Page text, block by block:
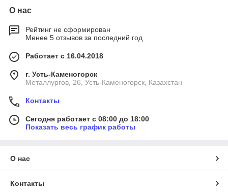
О нас
Рейтинг не сформирован
Менее 5 отзывов за последний год
Работает с 16.04.2018
г. Усть-Каменогорск
Металлургов, 26, Усть-Каменогорск, Казахстан
Контакты
Сегодня работает с 08:00 до 18:00
Показать весь график работы
О нас
Контакты